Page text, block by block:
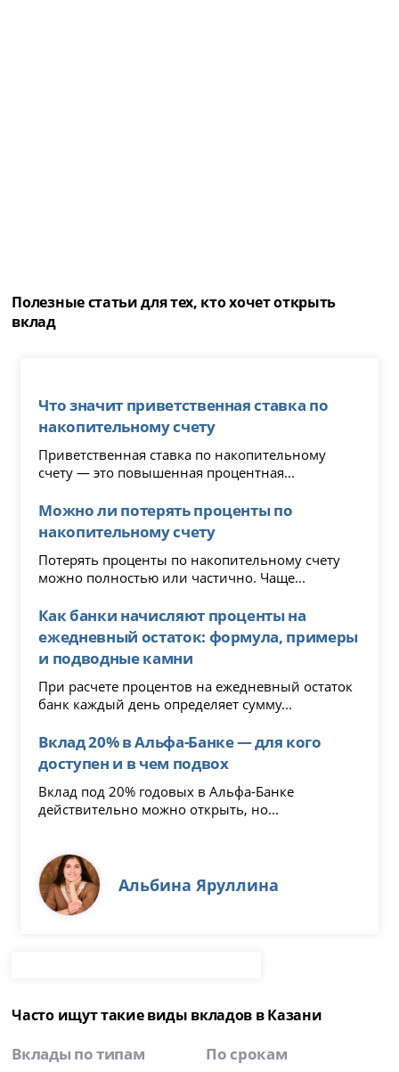
Полезные статьи для тех, кто хочет открыть
вклад
Что значит приветственная ставка по
накопительному счету
Приветственная ставка по накопительному
счету — это повышенная процентная...
Можно ли потерять проценты по
накопительному счету
Потерять проценты по накопительному счету
можно полностью или частично. Чаще...
Как банки начисляют проценты на
ежедневный остаток: формула, примеры
и подводные камни
При расчете процентов на ежедневный остаток
банк каждый день определяет сумму...
Вклад 20% в Альфа-Банке — для кого
доступен и в чем подвох
Вклад под 20% годовых в Альфа-Банке
действительно можно открыть, но...
Альбина Яруллина
Часто ищут такие виды вкладов в Казани
Вклады по типам По срокам